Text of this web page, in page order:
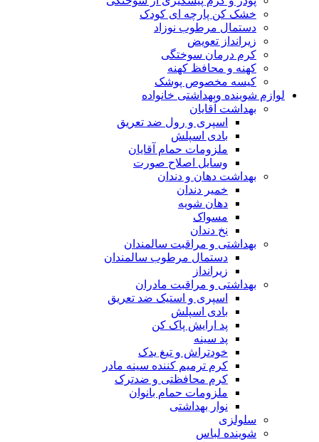
خشک کن پارچه ای کودک
دستمال مرطوب نوزاد
زیرانداز تعویض
کرم درمان سوختگی
کهنه و محافظ کهنه
کیسه مخصوص پوشک
لوازم شوینده وبهداشتی خانواده
بهداشت آقایان
اسپری و رول ضد تعریق
بادی اسپلش
ملزومات حمام آقایان
وسایل اصلاح صورت
بهداشت دهان و دندان
خمیر دندان
دهان شویه
مسواک
نخ دندان
بهداشتی و مراقبت سالمندان
دستمال مرطوب سالمندان
زیرانداز
بهداشتی و مراقبت مادران
اسپری و استیک ضد تعریق
بادی اسپلش
پد ارایش پاک کن
پد سینه
خودتراش و تیغ یدک
کرم ترمیم کننده سینه مادر
کرم محافظتی و ضدترک
ملزومات حمام بانوان
نوار بهداشتی
سلولزی
شوینده لباس